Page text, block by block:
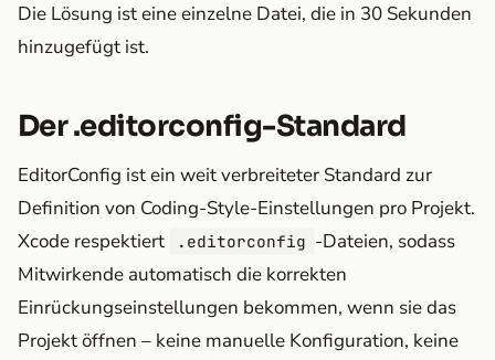
Die Lösung ist eine einzelne Datei, die in 30 Sekunden
hinzugefügt ist.
Der .editorconfig-Standard
EditorConfig ist ein weit verbreiteter Standard zur
Definition von Coding-Style-Einstellungen pro Projekt.
Xcode respektiert
.editorconfig -Dateien, sodass
Mitwirkende automatisch die korrekten
Einrückungseinstellungen bekommen, wenn sie das
Projekt öffnen – keine manuelle Konfiguration, keine